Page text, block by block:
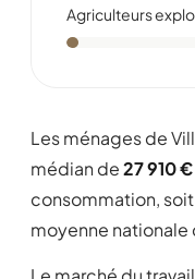
Agriculteurs
Les ménages de
médian de27 910
consommation, soit
moyenne nationale